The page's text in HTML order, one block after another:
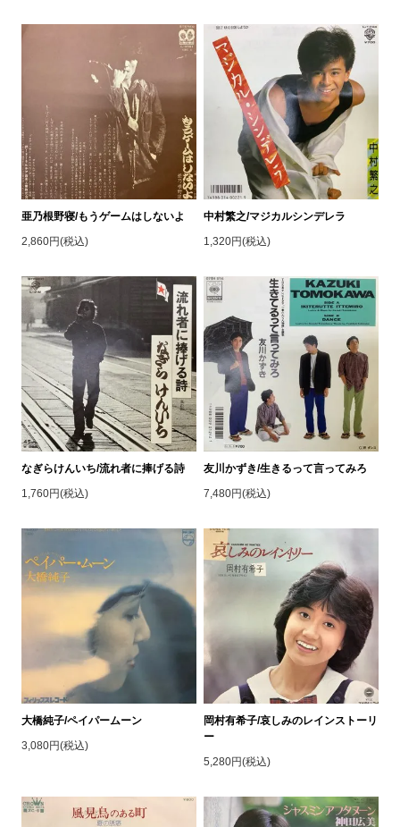
亜乃根野寝/もうゲームはしないよ
2,860円(税込)
中村繁之/マジカルシンデレラ
1,320円(税込)
なぎらけんいち/流れ者に捧げる詩
1,760円(税込)
友川かずき/生きるって言ってみろ
7,480円(税込)
大橋純子/ペイパームーン
3,080円(税込)
岡村有希子/哀しみのレインストーリ
ー
5,280円(税込)